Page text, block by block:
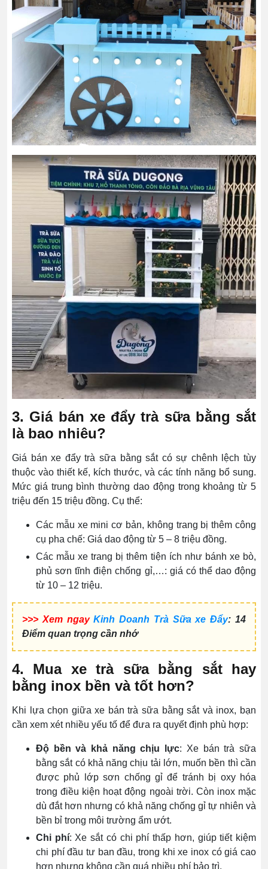
3. Giá bán xe đẩy trà sữa bằng sắt
là bao nhiêu?
Giá bán xe đẩy trà sữa bằng sắt có sự chênh lệch tùy
thuộc vào thiết kế, kích thước, và các tính năng bổ sung.
Mức giá trung bình thường dao động trong khoảng từ 5
triệu đến 15 triệu đồng. Cụ thể:
Các mẫu xe mini cơ bản, không trang bị thêm công
cụ pha chế: Giá dao động từ 5 – 8 triệu đồng.
Các mẫu xe trang bị thêm tiện ích như bánh xe bò,
phủ sơn tĩnh điện chống gỉ,…: giá có thể dao động
từ 10 – 12 triệu.
>>> Xem ngay Kinh Doanh Trà Sữa xe Đẩy: 14
Điểm quan trọng cần nhớ
4. Mua xe trà sữa bằng sắt hay
bằng inox bền và tốt hơn?
Khi lựa chọn giữa xe bán trà sữa bằng sắt và inox, bạn
cần xem xét nhiều yếu tố để đưa ra quyết định phù hợp:
Độ bền và khả năng chịu lực: Xe bán trà sữa
bằng sắt có khả năng chịu tải lớn, muốn bền thì cần
được phủ lớp sơn chống gỉ để tránh bị oxy hóa
trong điều kiện hoạt động ngoài trời. Còn inox mặc
dù đắt hơn nhưng có khả năng chống gỉ tự nhiên và
bền bỉ trong môi trường ẩm ướt.
Chi phí: Xe sắt có chi phí thấp hơn, giúp tiết kiệm
chi phí đầu tư ban đầu, trong khi xe inox có giá cao
hơn nhưng không cần quá nhiều phí bảo trì.